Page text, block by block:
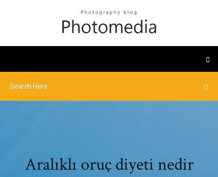
Aralıklı oruç diyeti nedir